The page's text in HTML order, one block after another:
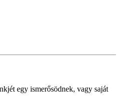
egy ismerősödnek, vagy saját